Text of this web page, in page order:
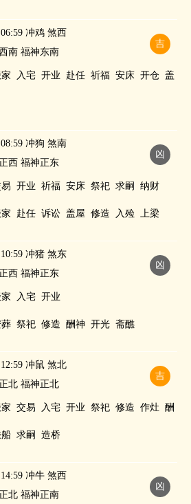
吉
冲鸡 煞西
南 福神东南
入宅 开业 赴任 祈福 安床 开仓 盖
凶
冲狗 煞南
西 福神正东
开业 祈福 安床 祭祀 求嗣 纳财
赴任 诉讼 盖屋 修造 入殓 上梁
凶
冲猪 煞东
西 福神正东
入宅 开业
祭祀 修造 酬神 开光 斋醮
吉
冲鼠 煞北
北 福神正北
交易 入宅 开业 祭祀 修造 作灶 酬
求嗣 造桥
凶
冲牛 煞西
北 福神正南